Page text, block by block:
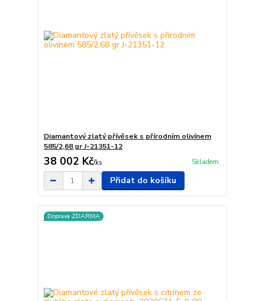
Diamantový zlatý přívěsek s přírodním olivínem
585/2,68 gr J-21351-12
38 002 Kč/ks Skladem
Přidat do košíku
Doprava ZDARMA